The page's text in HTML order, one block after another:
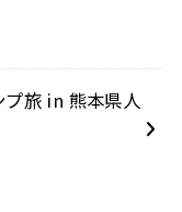
旅 in 熊本県人